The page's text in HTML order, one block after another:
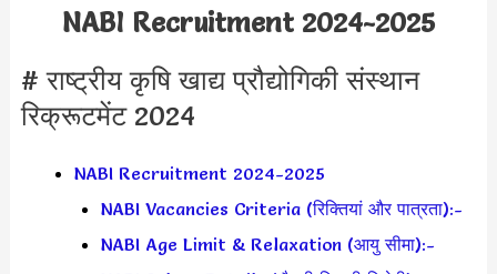
NABI Recruitment 2024-2025
# राष्ट्रीय कृषि खाद्य प्रौद्योगिकी संस्थान
रिक्रूटमेंट 2024
NABI Recruitment 2024-2025
NABI Vacancies Criteria (रिक्तियां और पात्रता):-
NABI Age Limit & Relaxation (आयु सीमा):-